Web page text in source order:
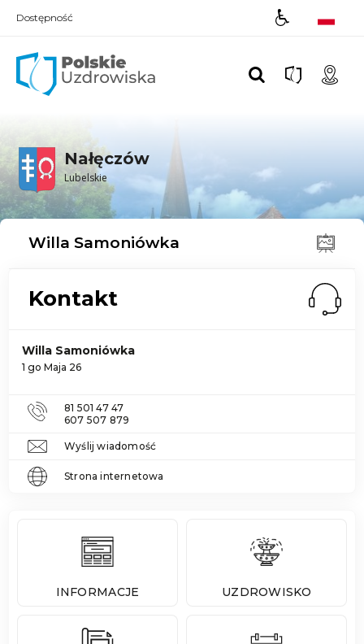
Dostępność
Nałęczów
Lubelskie
Willa Samoniówka
Kontakt
Willa Samoniówka
1 go Maja 26
81 501 47 47
607 507 879
Wyślij wiadomość
Strona internetowa
INFORMACJE UZDROWISKO